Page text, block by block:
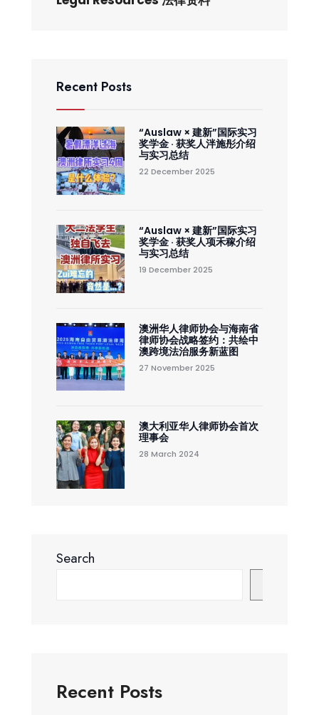
Recent Posts
“Auslaw × 建新”国际实习
奖学金 · 获奖人泮施彤介绍
与实习总结
22 December 2025
“Auslaw × 建新”国际实习
奖学金 · 获奖人项禾稼介绍
与实习总结
19 December 2025
澳洲华人律师协会与海南省
律师协会战略签约：共绘中
澳跨境法治服务新蓝图
27 November 2025
澳大利亚华人律师协会首次
理事会
28 March 2024
Search
Recent Posts